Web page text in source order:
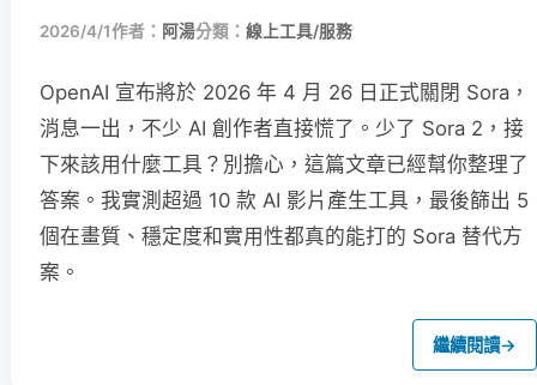
2026/4/1作者： 阿湯分類： 線上工具/服務
OpenAI 宣布將於 2026 年 4 月 26 日正式關閉 Sora，
消息一出，不少 AI 創作者直接慌了。少了 Sora 2，接
下來該用什麼工具？別擔心，這篇文章已經幫你整理了
答案。我實測超過 10 款 AI 影片產生工具，最後篩出 5
個在畫質、穩定度和實用性都真的能打的 Sora 替代方
案。
繼續閱讀→